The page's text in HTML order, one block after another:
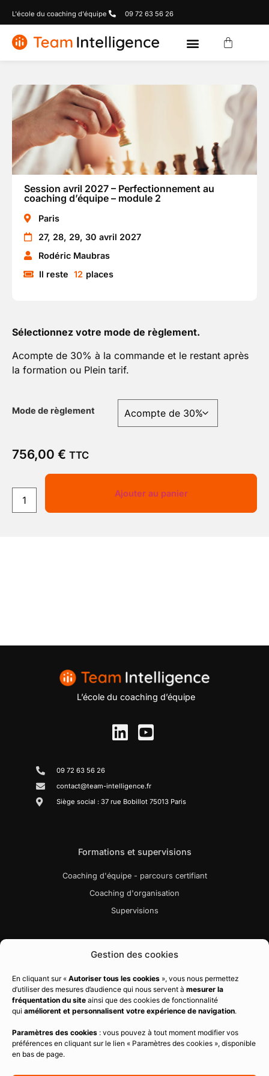
Gestion des cookies
En cliquant sur « Autoriser tous les cookies », vous nous permettez
d’utiliser des mesures d’audience qui nous servent à mesurer la
fréquentation du site ainsi que des cookies de fonctionnalité
qui améliorent et personnalisent votre expérience de navigation.
Paramètres des cookies : vous pouvez à tout moment modifier vos
préférences en cliquant sur le lien « Paramètres des cookies », disponible
en bas de page.
L'école du coaching d'équipe 09 72 63 56 26
Session avril 2027 – Perfectionnement au
coaching d’équipe – module 2
Paris
27, 28, 29, 30 avril 2027
Rodéric Maubras
Il reste 12 places
Sélectionnez votre mode de règlement.
Acompte de 30% à la commande et le restant après
la formation ou Plein tarif.
Mode de règlement
756,00 € TTC
Ajouter au panier
L’école du coaching d’équipe
09 72 63 56 26
contact@team-intelligence.fr
Siège social : 37 rue Bobillot 75013 Paris
Formations et supervisions
Coaching d'équipe - parcours certifiant
Coaching d'organisation
Supervisions
Liens utiles
Bibliographie
Charte qualité
Règlement intérieur
Politique de confidentialité